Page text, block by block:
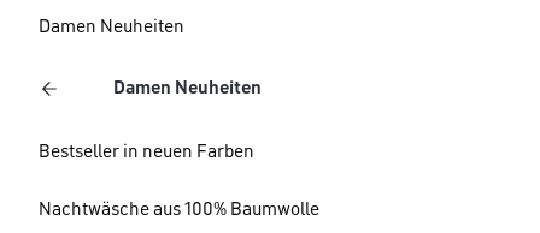
Damen Neuheiten
Damen Neuheiten
Bestseller in neuen Farben
Nachtwäsche aus 100% Baumwolle